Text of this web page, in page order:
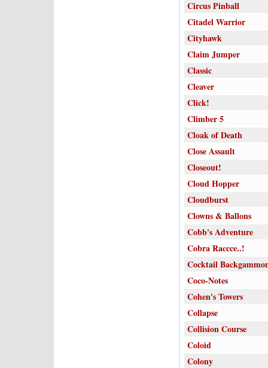
Circus Pinball
Citadel Warrior
Cityhawk
Claim Jumper
Classic
Cleaver
Click!
Climber 5
Cloak of Death
Close Assault
Closeout!
Cloud Hopper
Cloudburst
Clowns & Ballons
Cobb's Adventure
Cobra Raccce..!
Cocktail
Coco-Notes
Cohen's Towers
Collapse
Collision Course
Coloid
Colony